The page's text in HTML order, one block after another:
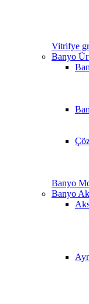
Vitrifye
Banyo
Banyo
Banyo